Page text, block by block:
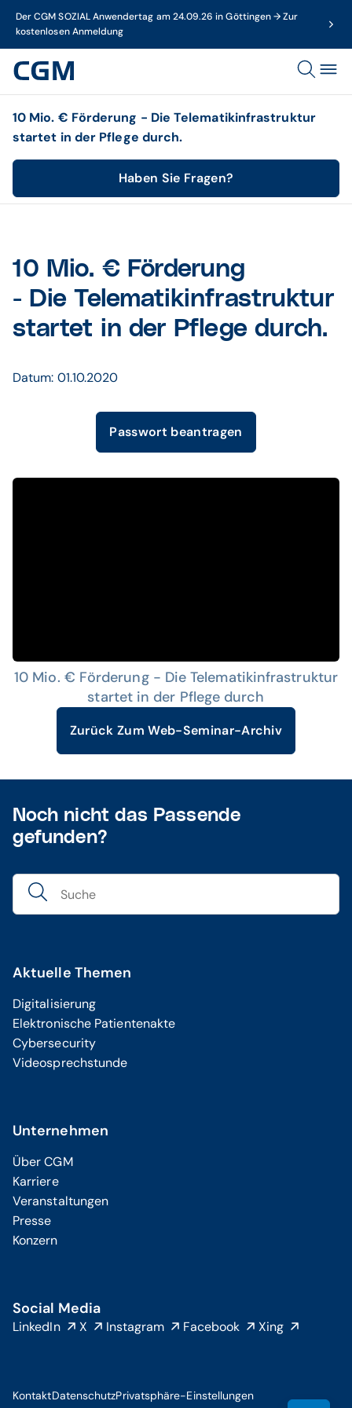
Der CGM SOZIAL Anwendertag am 24.09.26 in Göttingen → Zur
kostenlosen Anmeldung
10 Mio. € Förderung - Die Telematikinfrastruktur
startet in der Pflege durch.
Haben Sie Fragen?
10 Mio. € Förderung
- Die Telematikinfrastruktur
startet in der Pflege durch.
Datum: 01.10.2020
Passwort beantragen
10 Mio. € Förderung - Die Telematikinfrastruktur
startet in der Pflege durch
Zurück Zum Web-Seminar-Archiv
Noch nicht das Passende
gefunden?
Aktuelle Themen
Digitalisierung
Elektronische Patientenakte
Cybersecurity
Videosprechstunde
Unternehmen
Über CGM
Karriere
Veranstaltungen
Presse
Konzern
Social Media
LinkedIn X Instagram Facebook Xing
KontaktDatenschutzPrivatsphäre-Einstellungen